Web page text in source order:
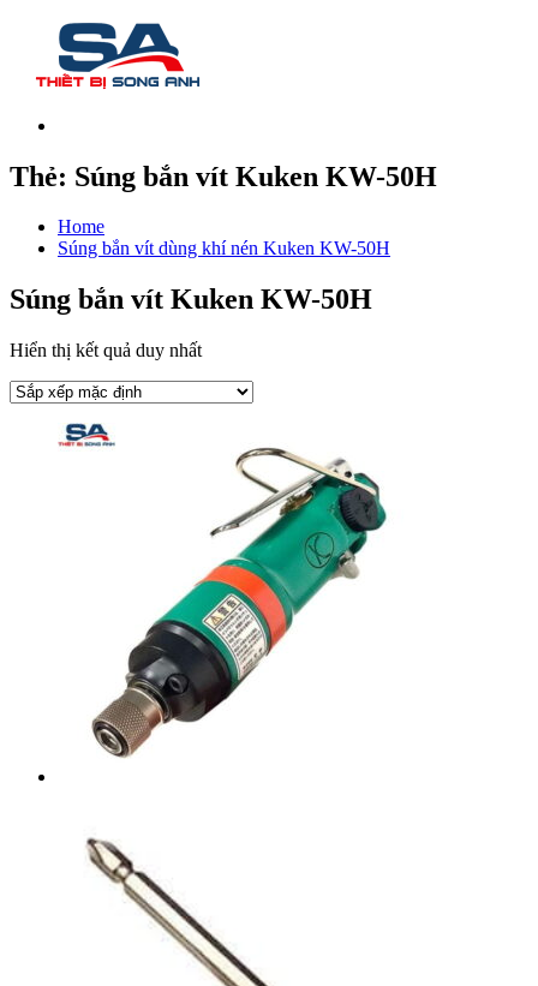
Thẻ: Súng bắn vít Kuken KW-50H
Home
Súng bắn vít dùng khí nén Kuken KW-50H
Súng bắn vít Kuken KW-50H
Hiển thị kết quả duy nhất